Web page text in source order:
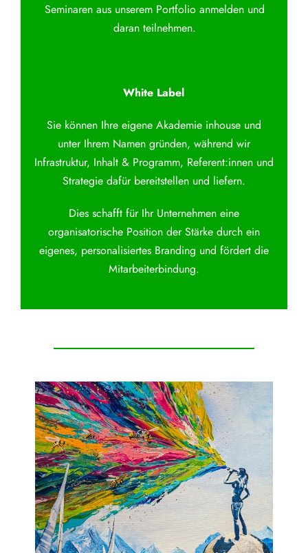
Seminaren aus unserem Portfolio anmelden und
daran teilnehmen.
White Label
Sie können Ihre eigene Akademie inhouse und
unter Ihrem Namen gründen, während wir
Infrastruktur, Inhalt & Programm, Referent:innen und
Strategie dafür bereitstellen und liefern.
Dies schafft für Ihr Unternehmen eine
organisatorische Position der Stärke durch ein
eigenes, personalisiertes Branding und fördert die
Mitarbeiterbindung.